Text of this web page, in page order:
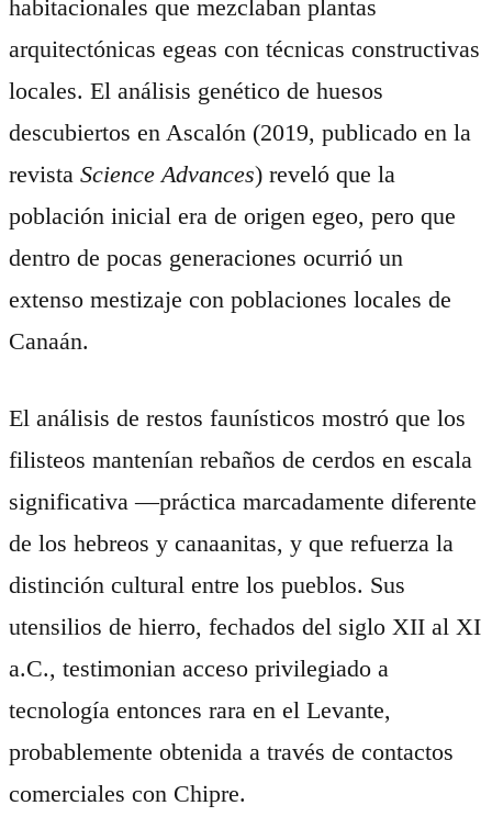
habitacionales que mezclaban plantas
arquitectónicas egeas con técnicas constructivas
locales. El análisis genético de huesos
descubiertos en Ascalón (2019, publicado en la
revista Science Advances) reveló que la
población inicial era de origen egeo, pero que
dentro de pocas generaciones ocurrió un
extenso mestizaje con poblaciones locales de
Canaán.
El análisis de restos faunísticos mostró que los
filisteos mantenían rebaños de cerdos en escala
significativa —práctica marcadamente diferente
de los hebreos y canaanitas, y que refuerza la
distinción cultural entre los pueblos. Sus
utensilios de hierro, fechados del siglo XII al XI
a.C., testimonian acceso privilegiado a
tecnología entonces rara en el Levante,
probablemente obtenida a través de contactos
comerciales con Chipre.